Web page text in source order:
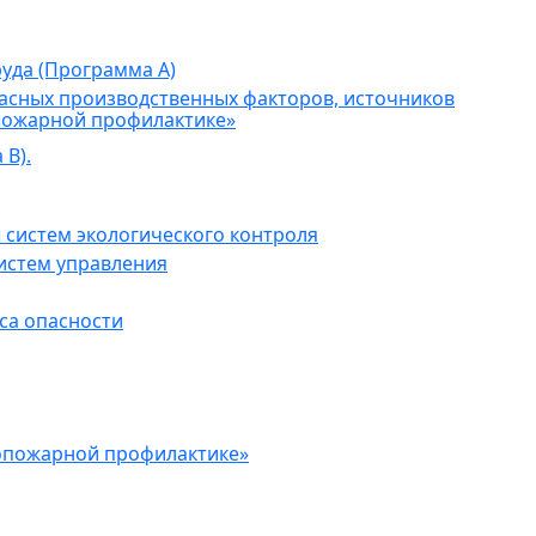
профилактике»
экологического контроля
управления
опасности
(Программа А)
производственных факторов, источников
В).
профилактике»